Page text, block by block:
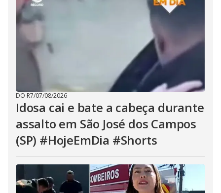
DO R7/07/08/2026
Idosa cai e bate a cabeça durante
assalto em São José dos Campos
(SP) #HojeEmDia #Shorts